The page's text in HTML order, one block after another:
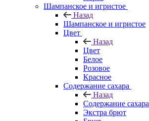
Шампанское и игристое
Назад
Шампанское и игристое
Цвет
Назад
Цвет
Белое
Розовое
Красное
Содержание сахара
Назад
Содержание сахара
Экстра брют